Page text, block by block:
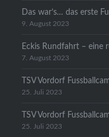
Das war’s… das erste
9. August 2023
Eckis Rundfahrt – eine
7. August 2023
TSV Vordorf
25. Juli 2023
TSV Vordorf
25. Juli 2023